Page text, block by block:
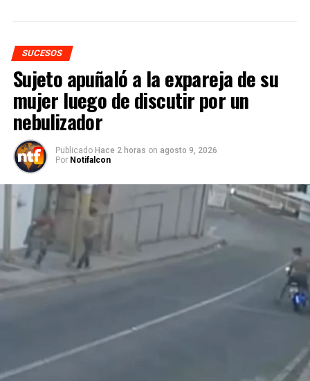
SUCESOS
Sujeto apuñaló a la expareja de su
mujer luego de discutir por un
nebulizador
Publicado Hace 2 horas on agosto 9, 2026
Por Notifalcon